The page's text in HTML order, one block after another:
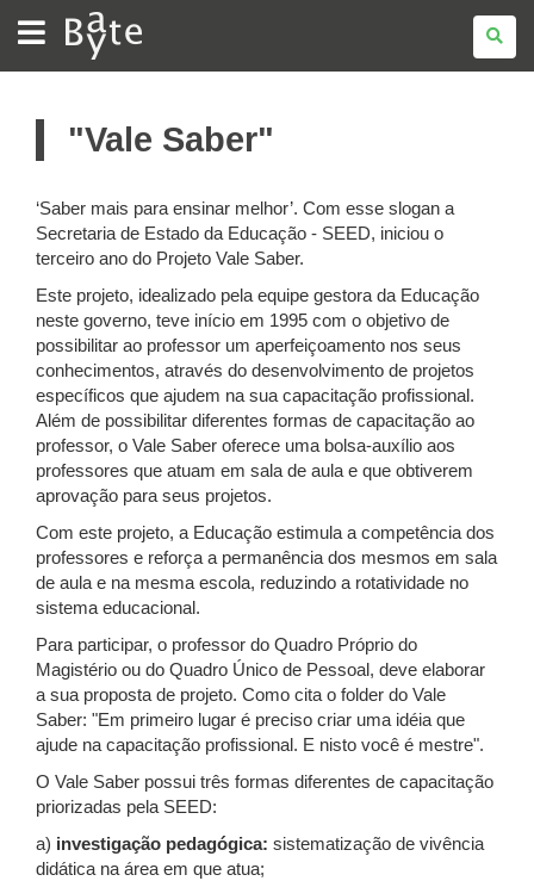
BATE
BYTE
"Vale Saber"
‘Saber mais para ensinar melhor’. Com esse slogan a
Secretaria de Estado da Educação - SEED, iniciou o
terceiro ano do Projeto Vale Saber.
Este projeto, idealizado pela equipe gestora da Educação
neste governo, teve início em 1995 com o objetivo de
possibilitar ao professor um aperfeiçoamento nos seus
conhecimentos, através do desenvolvimento de projetos
específicos que ajudem na sua capacitação profissional.
Além de possibilitar diferentes formas de capacitação ao
professor, o Vale Saber oferece uma bolsa-auxílio aos
professores que atuam em sala de aula e que obtiverem
aprovação para seus projetos.
Com este projeto, a Educação estimula a competência dos
professores e reforça a permanência dos mesmos em sala
de aula e na mesma escola, reduzindo a rotatividade no
sistema educacional.
Para participar, o professor do Quadro Próprio do
Magistério ou do Quadro Único de Pessoal, deve elaborar
a sua proposta de projeto. Como cita o folder do Vale
Saber: "Em primeiro lugar é preciso criar uma idéia que
ajude na capacitação profissional. E nisto você é mestre".
O Vale Saber possui três formas diferentes de capacitação
priorizadas pela SEED:
a) investigação pedagógica: sistematização de vivência
didática na área em que atua;